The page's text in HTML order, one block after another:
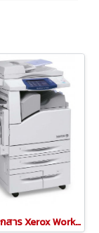
เครื่องถ่ายเอกสาร Xerox WorkCentre 7435